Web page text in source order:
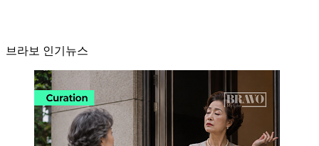
브라보 인기뉴스